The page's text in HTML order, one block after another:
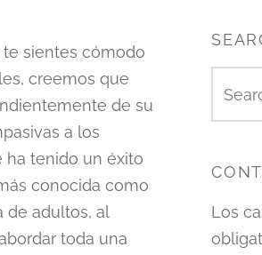
sientes cómodo
creemos que
de su
a los
ha tenido un éxito
conocida como
de adultos, al
toda una
Los